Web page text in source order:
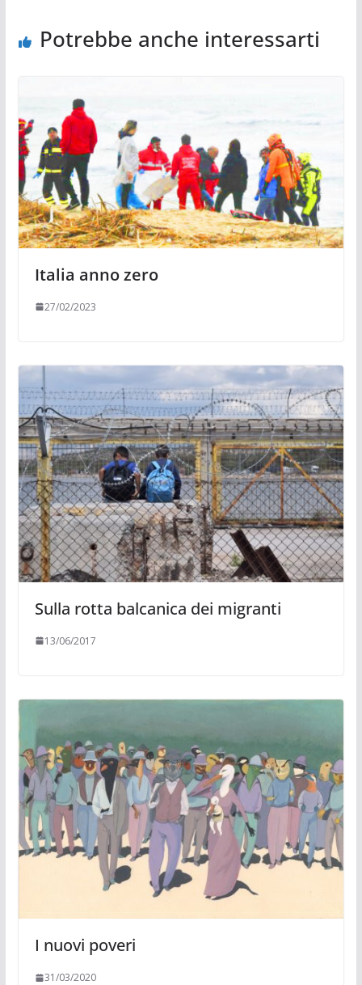
Potrebbe anche interessarti
Italia anno zero
27/02/2023
Sulla rotta balcanica dei migranti
13/06/2017
I nuovi poveri
31/03/2020